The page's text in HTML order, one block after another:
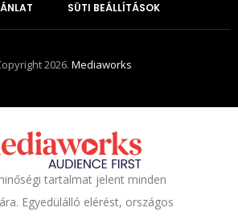
SÜTI BEÁLLÍTÁSOK
2026.Mediaworks
tartalmat jelent minden
Egyedülálló elérést, országos